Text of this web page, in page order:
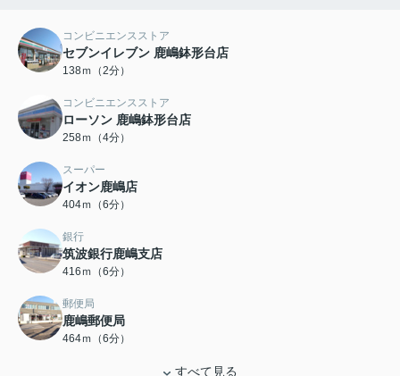
コンビニエンスストア
セブンイレブン 鹿嶋鉢形台店
138ｍ（2分）
コンビニエンスストア
ローソン 鹿嶋鉢形台店
258ｍ（4分）
スーパー
イオン鹿嶋店
404ｍ（6分）
銀行
筑波銀行鹿嶋支店
416ｍ（6分）
郵便局
鹿嶋郵便局
464ｍ（6分）
すべて見る